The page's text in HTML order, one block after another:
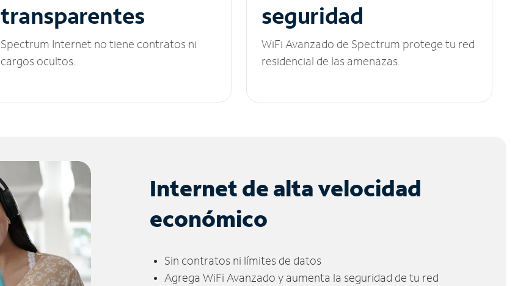
transparentes
Spectrum Internet no tiene contratos ni
cargos ocultos.
seguridad
WiFi Avanzado de Spectrum protege tu red
residencial de las amenazas.
Internet de alta velocidad
económico
Sin contratos ni límites de datos
Agrega WiFi Avanzado y aumenta la seguridad de tu red